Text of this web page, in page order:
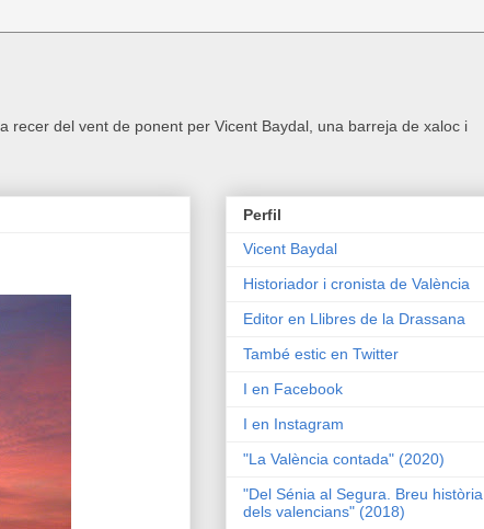
del vent de ponent per Vicent Baydal, una barreja de xaloc i
Perfil
Vicent Baydal
Historiador i cronista de València
Editor en Llibres de la Drassana
També estic en Twitter
I en Facebook
I en Instagram
"La València contada" (2020)
"Del Sénia al Segura. Breu història
dels valencians" (2018)